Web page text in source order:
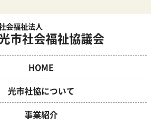
会福祉法人
市社会福祉協議会
HOME
光市社協について
事業紹介